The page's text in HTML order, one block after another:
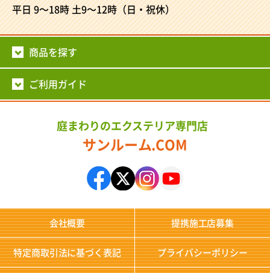
平日 9～18時土9～12時（日・祝休）
商品を探す
ご利用ガイド
庭まわりのエクステリア専門店
サンルーム.COM
会社概要 提携施工店募集
特定商取引法に基づく表記 プライバシーポリシー